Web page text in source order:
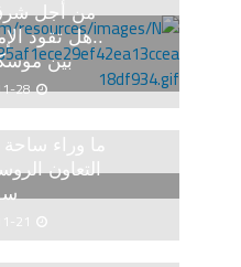
من أجل
..هل تقود
بين
28
ما وراء ساحة
التعاون
21